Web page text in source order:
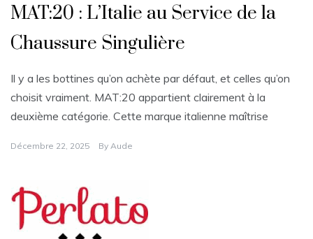
MAT:20 : L’Italie au Service de la
Chaussure Singulière
Il y a les bottines qu’on achète par défaut, et celles qu’on
choisit vraiment. MAT:20 appartient clairement à la
deuxième catégorie. Cette marque italienne maîtrise
Décembre 22, 2025 By Aude